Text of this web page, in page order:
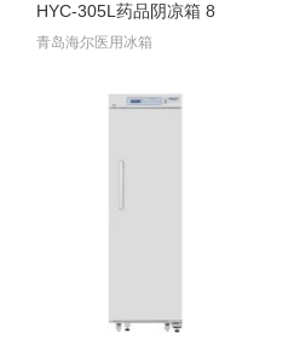
HYC-305L药品阴凉箱 8
青岛海尔医用冰箱